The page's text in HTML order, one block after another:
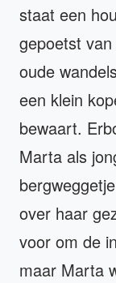
staat een
gepoetst
oude
een klein
bewaart.
Marta als
over haar
voor om de
maar Marta